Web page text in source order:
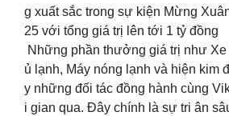
g xuất sắc trong sự kiện Mừng
25 với tổng giá trị lên tới 1 tỷ đồng
Những phần thưởng giá trị như Xe
ủ lạnh, Máy nóng lạnh và hiện kim
y những đối tác đồng hành cùng
i gian qua. Đây chính là sự tri ân